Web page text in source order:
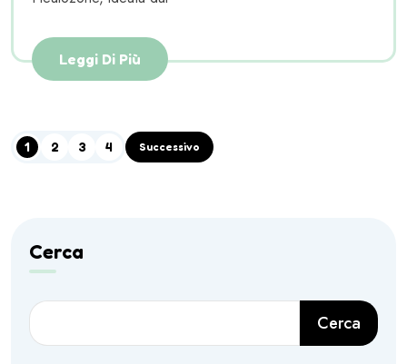
Leggi Di Più
1 2 3 4 Successivo
Cerca
Cerca